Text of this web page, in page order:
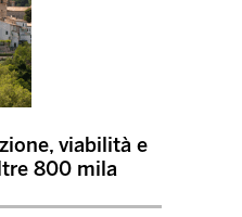
viabilità e
800 mila